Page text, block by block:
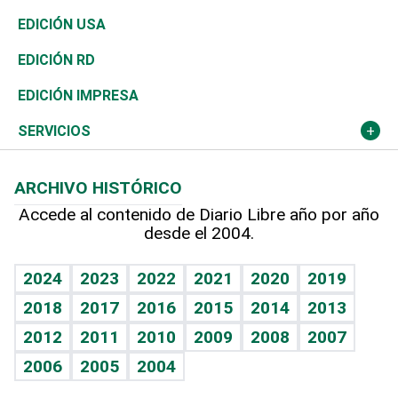
Reportajes
África
Ocenanía
Caribe
Resto del mundo
Vivienda
Telecom.
Global y variable
Economía personal
Buena Vida
Sociales
Novedades
Podcast Arte Libre
Hablando con el pediatra
Vida y familia
Eñe
Celebrando la vida
Sin complejos
Ciclismo
Tenis
Olimpismo
Más deportes
Línea de hit
TBT Deportivo
En Directo
El Espía
Noticiero Poteleche
Columnistas
Más firmas
Tecnología
Historia
Martes de tecnología
Cambio climático
Economía
Revista
Deportes
Opinión
Hecho en casa
Guía del dinero
EDICIÓN USA
EDICIÓN RD
EDICIÓN IMPRESA
SERVICIOS
Cumpleaños
Horóscopos
Crucigramas
ARCHIVO HISTÓRICO
Accede al contenido de Diario Libre año por año
desde el 2004.
2024 2023 2022 2021 2020
2019
2018
2017 2016 2015 2014
2013
2012
2011 2010 2009 2008
2007
2006
2005 2004